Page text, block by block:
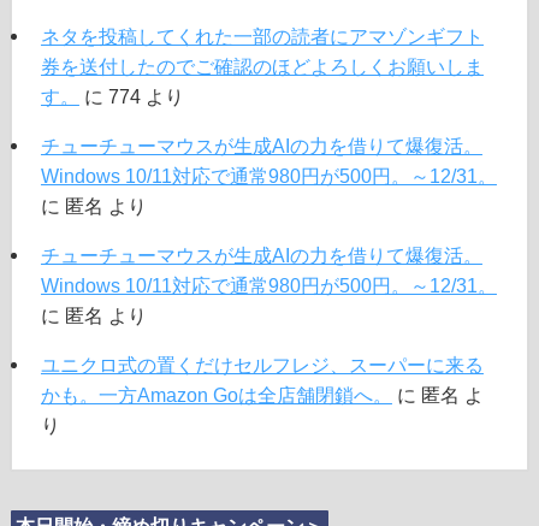
ネタを投稿してくれた一部の読者にアマゾンギフト
券を送付したのでご確認のほどよろしくお願いしま
す。
に 774より
チューチューマウスが生成AIの力を借りて爆復活。
Windows 10/11対応で通常980円が500円。～12/31。
に 匿名 より
チューチューマウスが生成AIの力を借りて爆復活。
Windows 10/11対応で通常980円が500円。～12/31。
に 匿名 より
ユニクロ式の置くだけセルフレジ、スーパーに来る
かも。一方Amazon Goは全店舗閉鎖へ。
に 匿名 よ
り